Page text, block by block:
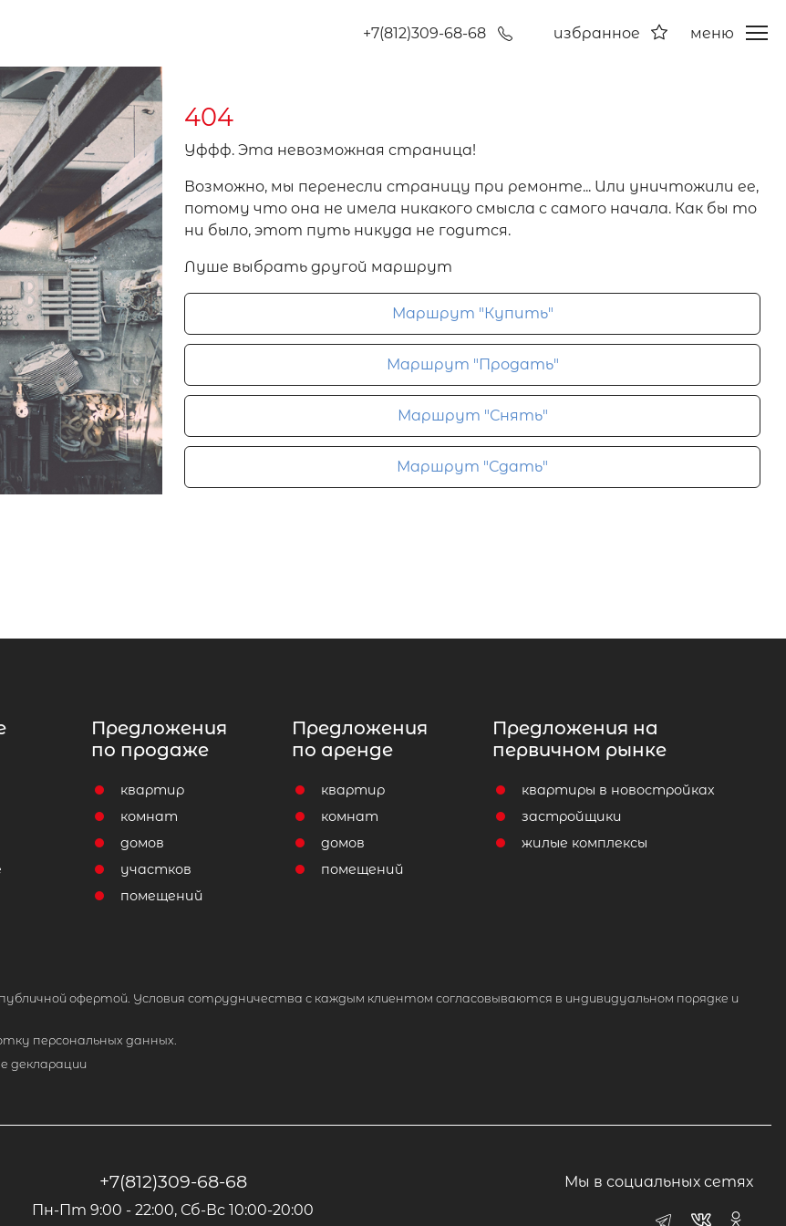
+7(812)309-68-68 избранное меню
404
Уффф. Эта невозможная страница!
Возможно, мы перенесли страницу при ремонте... Или уничтожили ее,
потому что она не имела никакого смысла с самого начала. Как бы то
ни было, этот путь никуда не годится.
Луше выбрать другой маршрут
Маршрут "Купить"
Маршрут "Продать"
Маршрут "Снять"
Маршрут "Сдать"
Предложения
по продаже
квартир
комнат
домов
участков
помещений
Предложения
по аренде
квартир
комнат
домов
помещений
Предложения на
первичном рынке
квартиры в новостройках
застройщики
жилые комплексы
офертой. Условия сотрудничества с каждым клиентом согласовываются в индивидуальном порядке и
персональных данных.
декларации
+7(812)309-68-68
Пн-Пт 9:00 - 22:00, Сб-Вс 10:00-20:00
Мы в социальных сетях